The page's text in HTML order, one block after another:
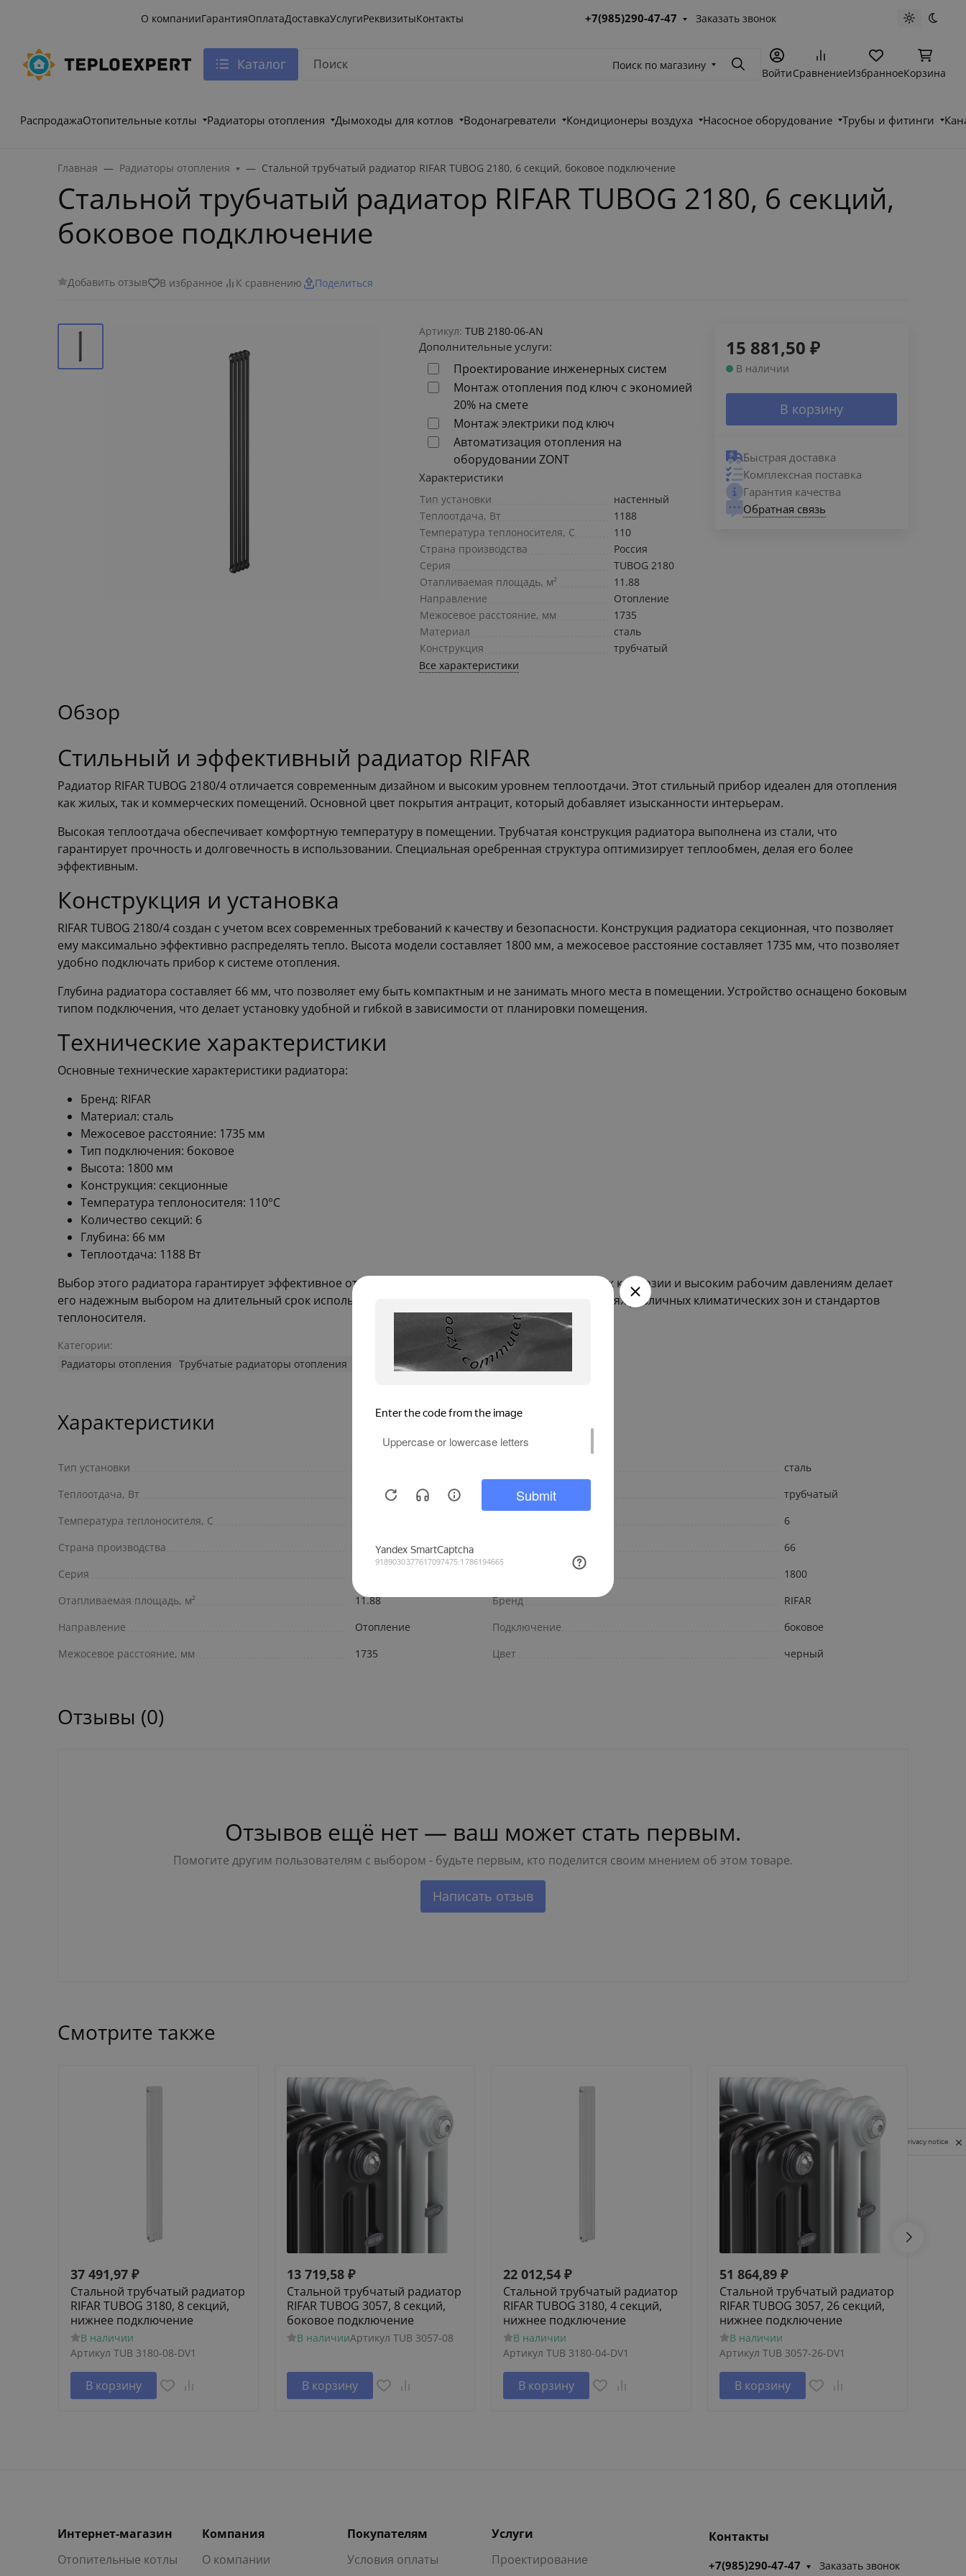
О компанииГарантияОплатаДоставкаУслугиРеквизитыКонтакты +7(985)290-47-47 Заказать звонок Светлая
Каталог Поиск по магазину ПоискВойтиСравнениеИзбранноеКорзина
РаспродажаОтопительные котлы Радиаторы отопления Дымоходы для котлов Водонагреватели Кондиционеры воздуха Насосное оборудование Трубы и фитинги
Главная Радиаторы отопления Стальной трубчатый радиатор RIFAR TUBOG 2180, 6 секций, боковое подключение
Стальной трубчатый радиатор RIFAR TUBOG 2180, 6 секций,
боковое подключение
Добавить отзыв В избранное К сравнению Поделиться
Артикул: TUB 2180-06-AN
Дополнительные услуги:
Проектирование инженерных систем
Монтаж отопления под ключ с экономией
20% на смете
Монтаж электрики под ключ
Автоматизация отопления на
оборудовании ZONT
Характеристики
Тип установки
настенный
Теплоотдача, Вт
1188
Температура теплоносителя, С
110
Страна производства
Россия
Серия
TUBOG 2180
Отапливаемая площадь, м²
11.88
Направление
Отопление
Межосевое расстояние, мм
1735
Материал
сталь
Конструкция
трубчатый
Все характеристики
15 881,50 ₽
В наличии
В корзину
Быстрая доставка
Комплексная поставка
Гарантия качества
Обратная связь
Обзор
Стильный и эффективный радиатор RIFAR
Радиатор RIFAR TUBOG 2180/4 отличается современным дизайном и высоким уровнем теплоотдачи. Этот стильный прибор идеален для отопления
как жилых, так и коммерческих помещений. Основной цвет покрытия антрацит, который добавляет изысканности интерьерам.
Высокая теплоотдача обеспечивает комфортную температуру в помещении. Трубчатая конструкция радиатора выполнена из стали, что
гарантирует прочность и долговечность в использовании. Специальная оребренная структура оптимизирует теплообмен, делая его более
эффективным.
Конструкция и установка
RIFAR TUBOG 2180/4 создан с учетом всех современных требований к качеству и безопасности. Конструкция радиатора секционная, что позволяет
ему максимально эффективно распределять тепло. Высота модели составляет 1800 мм, а межосевое расстояние составляет 1735 мм, что позволяет
удобно подключать прибор к системе отопления.
Глубина радиатора составляет 66 мм, что позволяет ему быть компактным и не занимать много места в помещении. Устройство оснащено боковым
типом подключения, что делает установку удобной и гибкой в зависимости от планировки помещения.
Технические характеристики
Основные технические характеристики радиатора:
Бренд: RIFAR
Материал: сталь
Межосевое расстояние: 1735 мм
Тип подключения: боковое
Высота: 1800 мм
Конструкция: секционные
Температура теплоносителя: 110°C
Количество секций: 6
Глубина: 66 мм
Теплоотдача: 1188 Вт
Выбор этого радиатора гарантирует эффективное отопление вашего помещения. Устойчивость к коррозии и высоким рабочим давлениям делает
его надежным выбором на длительный срок использования. Подходит для эксплуатации в условиях различных климатических зон и стандартов
теплоносителя.
Категории:
Радиаторы отопления Трубчатые радиаторы отопления Стальные трубчатые RIFAR
Характеристики
Тип установки
Теплоотдача, Вт
Температура теплоносителя, С
Страна производства
Россия
Серия
Отапливаемая площадь, м²
11.88
Направление
Отопление
Межосевое расстояние, мм
1735
сталь
Конструкция
трубчатый
6
66
1800
Бренд
RIFAR
Подключение
боковое
Цвет
черный
Отзывы (0)
Отзывов ещё нет — ваш может стать первым.
Помогите другим пользователям с выбором - будьте первым, кто поделится своим мнением об этом товаре.
Написать отзыв
Смотрите также
37 491,97 ₽
Стальной трубчатый радиатор
RIFAR TUBOG 3180, 8 секций,
нижнее подключение
В наличии
Артикул TUB 3180-08-DV1
В корзину
13 719,58 ₽
Стальной трубчатый радиатор
RIFAR TUBOG 3057, 8 секций,
боковое подключение
В наличииАртикул TUB 3057-08
В корзину
22 012,54 ₽
Стальной трубчатый радиатор
RIFAR TUBOG 3180, 4 секций,
нижнее подключение
В наличии
Артикул TUB 3180-04-DV1
В корзину
51 864,89 ₽
Стальной трубчатый радиатор
RIFAR TUBOG 3057, 26 секций,
нижнее подключение
В наличии
Артикул TUB 3057-26-DV1
В корзину
Интернет-магазин
Отопительные котлы
Компания
О компании
Покупателям
Условия оплаты
Услуги
Проектирование
Контакты
+7(985)290-47-47 Заказать звонок
Privacy notice